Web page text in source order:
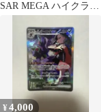
SAR MEGA ハイクラス
¥4,000